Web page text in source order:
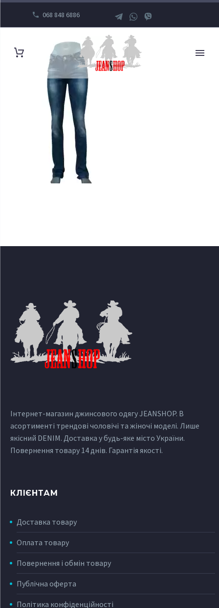
068 848 6886
Інтернет-магазин джинсового одягу JEANSHOP. В
асортименті трендові чоловічі та жіночі моделі. Лише
якісний DENIM. Доставка у будь-яке місто України.
Повернення товару 14 днів. Гарантія якості.
КЛІЄНТАМ
Доставка товару
Оплата товару
Повернення і обмін товару
Публічна оферта
Політика конфіденційності